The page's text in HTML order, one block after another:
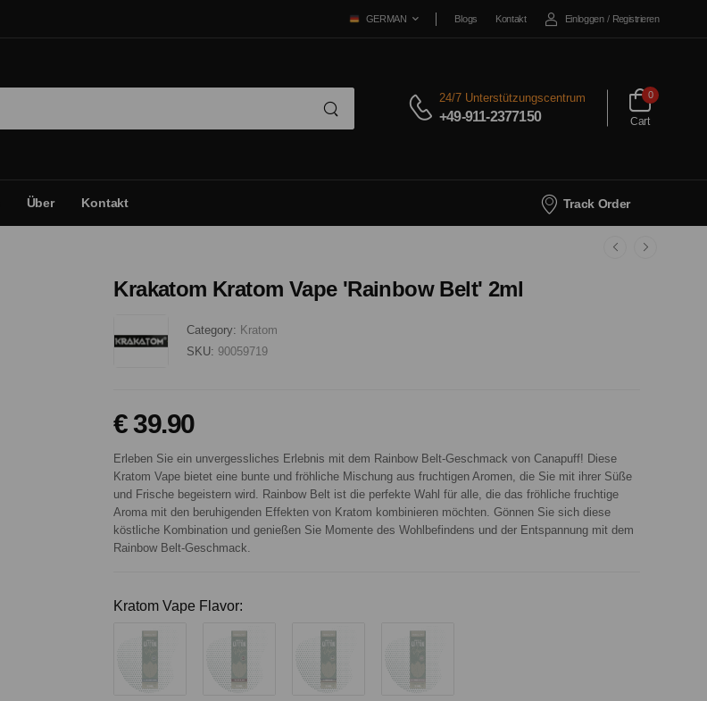
GERMAN Blogs Kontakt Einloggen / Registrieren
24/7 Unterstützungscentrum
+49-911-2377150
0
Cart
Über Kontakt Track Order
Krakatom Kratom Vape 'Rainbow Belt' 2ml
Category: Kratom
SKU: 90059719
€ 39.90
Erleben Sie ein unvergessliches Erlebnis mit dem Rainbow Belt-Geschmack von Canapuff! Diese
Kratom Vape bietet eine bunte und fröhliche Mischung aus fruchtigen Aromen, die Sie mit ihrer Süße
und Frische begeistern wird. Rainbow Belt ist die perfekte Wahl für alle, die das fröhliche fruchtige
Aroma mit den beruhigenden Effekten von Kratom kombinieren möchten. Gönnen Sie sich diese
köstliche Kombination und genießen Sie Momente des Wohlbefindens und der Entspannung mit dem
Rainbow Belt-Geschmack.
Kratom Vape Flavor: